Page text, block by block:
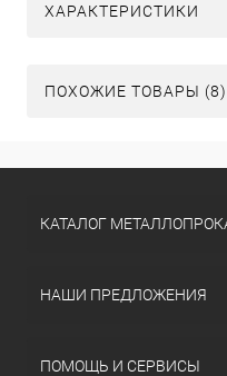
ХАРАКТЕРИСТИКИ
ПОХОЖИЕ ТОВАРЫ (8)
КАТАЛОГ
НАШИ ПРЕДЛОЖЕНИЯ
ПОМОЩЬ И СЕРВИСЫ